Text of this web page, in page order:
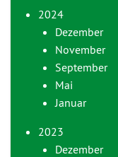
2024
Dezember
November
September
Mai
Januar
2023
Dezember